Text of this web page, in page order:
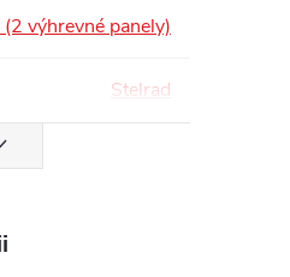
výhrevné panely)
Stelrad